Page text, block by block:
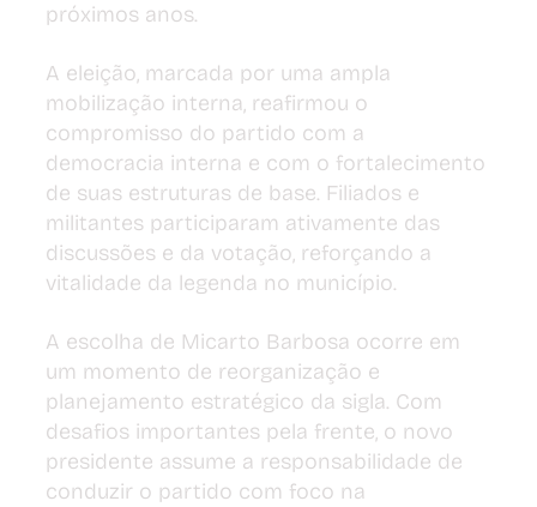
próximos anos.
A eleição, marcada por uma ampla
mobilização interna, reafirmou o
compromisso do partido com a
democracia interna e com o fortalecimento
de suas estruturas de base. Filiados e
militantes participaram ativamente das
discussões e da votação, reforçando a
vitalidade da legenda no município.
A escolha de Micarto Barbosa ocorre em
um momento de reorganização e
planejamento estratégico da sigla. Com
desafios importantes pela frente, o novo
presidente assume a responsabilidade de
conduzir o partido com foco na